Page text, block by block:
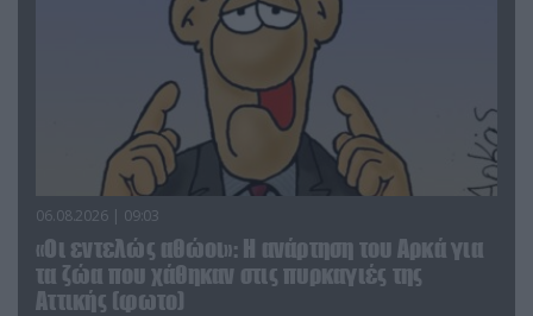
06.08.2026 | 09:03
«Οι εντελώς αθώοι»: Η ανάρτηση του Αρκά για
τα ζώα που χάθηκαν στις πυρκαγιές της
Αττικής (φωτο)